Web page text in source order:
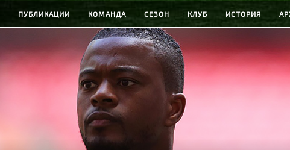
ПУБЛИКАЦИИ КОМАНДА СЕЗОН КЛУБ ИСТОРИЯ